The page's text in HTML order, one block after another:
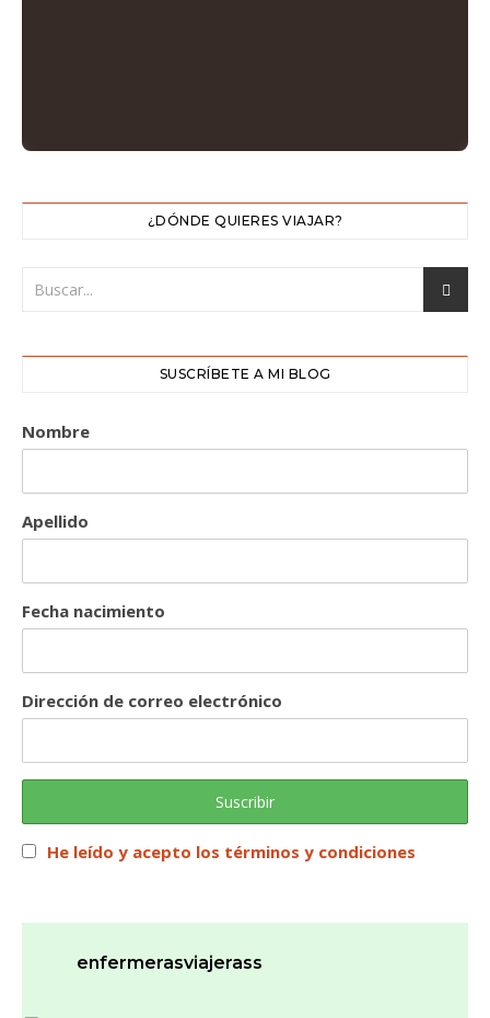
¿DÓNDE QUIERES VIAJAR?
SUSCRÍBETE A MI BLOG
Nombre
Apellido
Fecha nacimiento
Dirección de correo electrónico
He leído y acepto los términos y condiciones
enfermerasviajerass